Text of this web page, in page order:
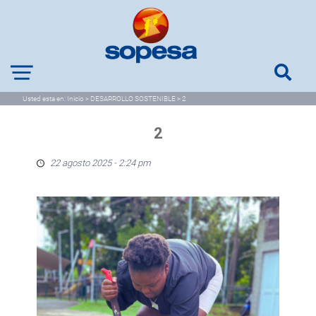
Usted esta en: Inicio > DESARROLLO SOSTENIBLE> 2
2
22 agosto 2025 - 2:24 pm